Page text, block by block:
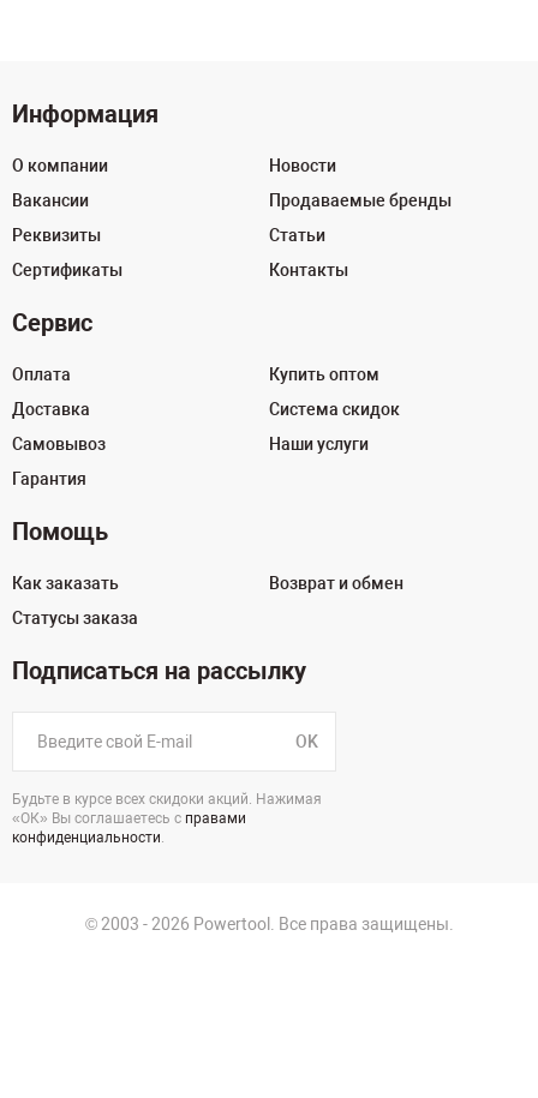
Информация
О компании
Вакансии
Реквизиты
Сертификаты
Новости
Продаваемые бренды
Статьи
Контакты
Сервис
Оплата
Доставка
Самовывоз
Гарантия
Купить оптом
Система скидок
Наши услуги
Помощь
Как заказать
Статусы заказа
Возврат и обмен
Подписаться на рассылку
OK
Будьте в курсе всех скидоки акций. Нажимая
«ОК» Вы соглашаетесь с правами
конфиденциальности.
© 2003 - 2026 Powertool. Все права защищены.